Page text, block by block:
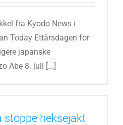
fra Kyodo News i
Today Ettårsdagen for
japanske
Abe 8. juli [...]
stoppe heksejakt